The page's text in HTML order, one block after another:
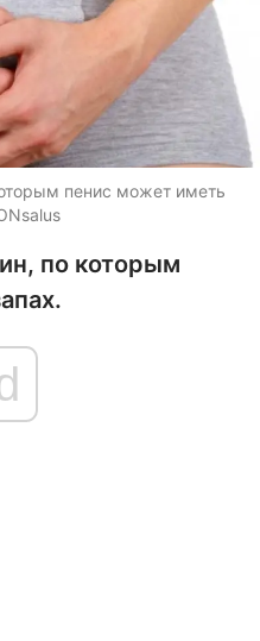
пенис может иметь
по которым